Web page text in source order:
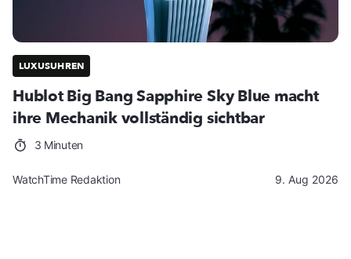
LUXUSUHREN
Hublot Big Bang Sapphire Sky Blue macht
ihre Mechanik vollständig sichtbar
3 Minuten
WatchTime Redaktion 9. Aug 2026